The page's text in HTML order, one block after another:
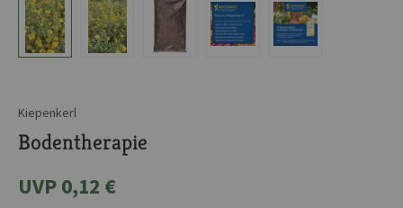
Kiepenkerl
Bodentherapie
UVP 0,12 €